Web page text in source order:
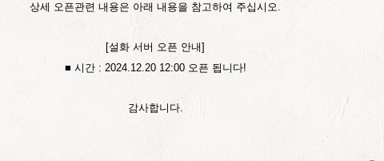
상세 오픈관련 내용은 아래 내용을 참고하여 주십시오.
[설화 서버 오픈 안내]
■ 시간 : 2024.12.20 12:00 오픈 됩니다!
감사합니다.